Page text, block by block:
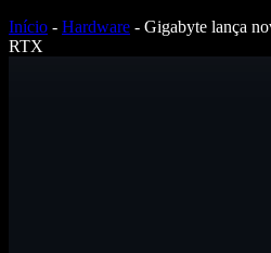
Início - Hardware - Gigabyte lança
RTX